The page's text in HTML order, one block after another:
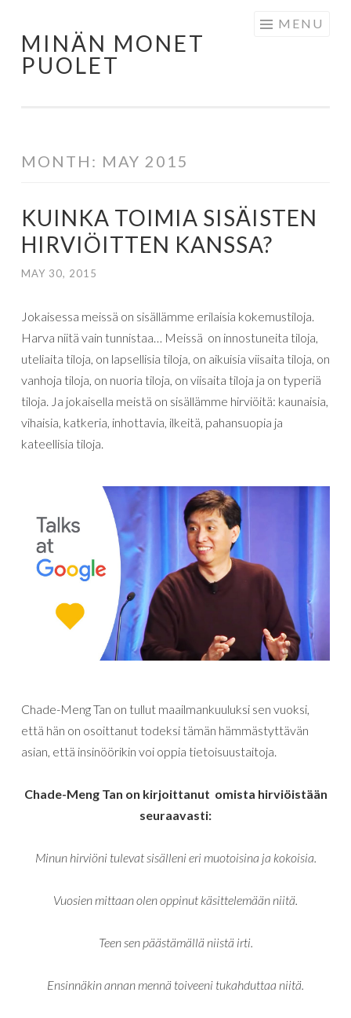
MINÄN MONET
PUOLET
MENU
MONTH: MAY 2015
KUINKA TOIMIA SISÄISTEN
HIRVIÖITTEN KANSSA?
MAY 30, 2015
Jokaisessa meissä on sisällämme erilaisia kokemustiloja.
Harva niitä vain tunnistaa… Meissä on innostuneita tiloja,
uteliaita tiloja, on lapsellisia tiloja, on aikuisia viisaita tiloja, on
vanhoja tiloja, on nuoria tiloja, on viisaita tiloja ja on typeriä
tiloja. Ja jokaisella meistä on sisällämme hirviöitä: kaunaisia,
vihaisia, katkeria, inhottavia, ilkeitä, pahansuopia ja
kateellisia tiloja.
Chade-Meng Tan on tullut maailmankuuluksi sen vuoksi,
että hän on osoittanut todeksi tämän hämmästyttävän
asian, että insinöörikin voi oppia tietoisuustaitoja.
Chade-Meng Tan on kirjoittanut omista hirviöistään
seuraavasti:
Minun hirviöni tulevat sisälleni eri muotoisina ja kokoisia.
Vuosien mittaan olen oppinut käsittelemään niitä.
Teen sen päästämällä niistä irti.
Ensinnäkin annan mennä toiveeni tukahduttaa niitä.